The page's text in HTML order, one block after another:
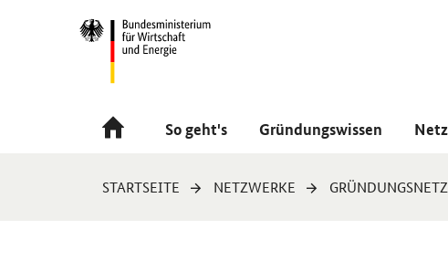
Navigation
Hauptmenü
So geht's Gründungswissen
Sie
STARTSEITE NETZWERKE